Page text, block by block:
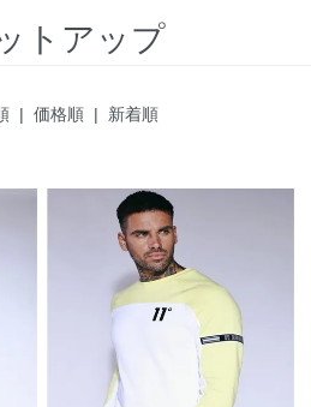
トアップ
| 価格順 | 新着順